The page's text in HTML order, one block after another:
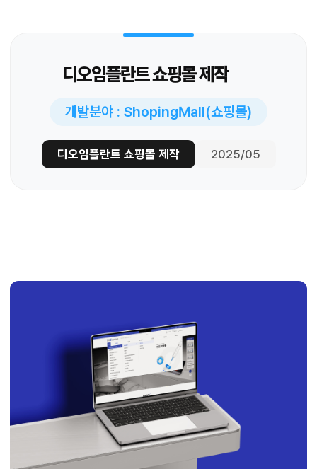
디오임플란트 쇼핑몰 제작
개발분야 : ShopingMall(쇼핑몰)
디오임플란트 쇼핑몰 제작 2025/05